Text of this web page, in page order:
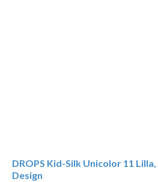
DROPS Kid-Silk Unicolor 11
Design